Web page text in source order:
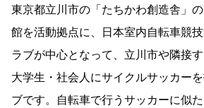
東京都立川市の「たちかわ創造舎」
館を活動拠点に、日本室内自転車競
ラブが中心となって、立川市や隣接
大学生・社会人にサイクルサッカー
ブです。自転車で行うサッカーに似